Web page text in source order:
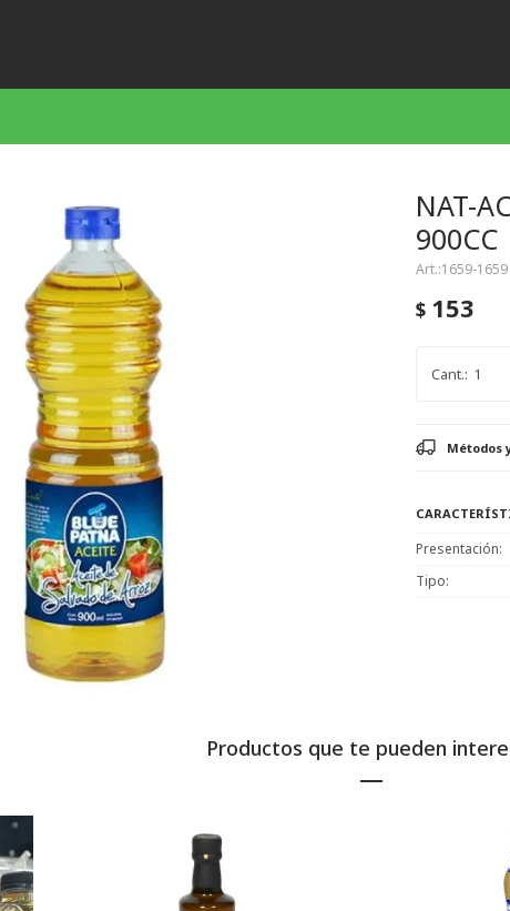
NAT-
900CC
1659-1659
$ 153
1
Métodos
Presentación
Tipo
Productos que te pueden